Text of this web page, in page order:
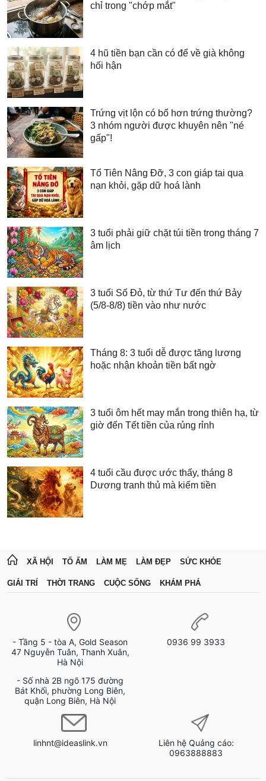
chỉ trong "chớp mắt"
4 hũ tiền bạn cần có để về già không
hối hận
Trứng vịt lộn có bổ hơn trứng thường?
3 nhóm người được khuyên nên "né
gấp"!
Tổ Tiên Nâng Đỡ, 3 con giáp tai qua
nạn khỏi, gặp dữ hoá lành
3 tuổi phải giữ chặt túi tiền trong tháng 7
âm lịch
3 tuổi Số Đỏ, từ thứ Tư đến thứ Bảy
(5/8-8/8) tiền vào như nước
Tháng 8: 3 tuổi dễ được tăng lương
hoặc nhận khoản tiền bất ngờ
3 tuổi ôm hết may mắn trong thiên hạ, từ
giờ đến Tết tiền của rủng rỉnh
4 tuổi cầu được ước thấy, tháng 8
Dương tranh thủ mà kiếm tiền
XÃ HỘI TỔ ẤM LÀM MẸ LÀM ĐẸP SỨC KHỎE
GIẢI TRÍ THỜI TRANG CUỘC SỐNG KHÁM PHÁ
- Tầng 5 - tòa A, Gold Season
47 Nguyễn Tuân, Thanh Xuân,
Hà Nội
- Số nhà 2B ngõ 175 đường
Bát Khối, phường Long Biên,
quận Long Biên, Hà Nội
0936 99 3933
linhnt@ideaslink.vn
Liên hệ Quảng cáo:
0963888883